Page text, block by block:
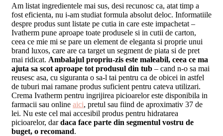
Am listat ingredientele mai sus, desi recunosc ca, atat timp a
fost eficienta, nu i-am studiat formula absolut deloc. Informatiile
despre produs sunt listate pe cutia in care este impachetat –
Ivatherm pune aproape toate produsele si in cutii de carton,
ceea ce mie mi se pare un element de eleganta si proprie unui
brand luxos, care are ca target un segment de piata si de pret
mai ridicat. Ambalajul propriu-zis este maleabil, ceea ce ma
ajuta sa scot aproape tot produsul din tub – cand n-o sa mai
reusesc asa, cu siguranta o sa-l tai pentru ca de obicei in astfel
de tuburi mai ramane produs suficient pentru cateva utilizari.
Crema Ivatherm pentru ingrijirea picioarelor este disponibila in
farmacii sau online aici, pretul sau fiind de aproximativ 37 de
lei. Nu este cel mai accesibil produs pentru hidratarea
picioarelor, dardaca face parte din segmentul vostru de
buget, o recomand.